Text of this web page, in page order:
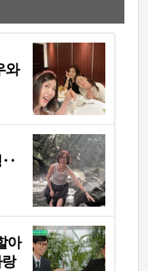
와
‥
아